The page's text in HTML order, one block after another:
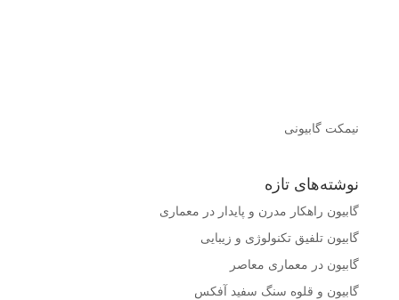
نیمکت گابیونی
نوشته‌های تازه
گابیون راهکار مدرن و پایدار در معماری
گابیون تلفیق تکنولوژی و زیبایی
گابیون در معماری معاصر
گابیون و قلوه سنگ سفید آفکس